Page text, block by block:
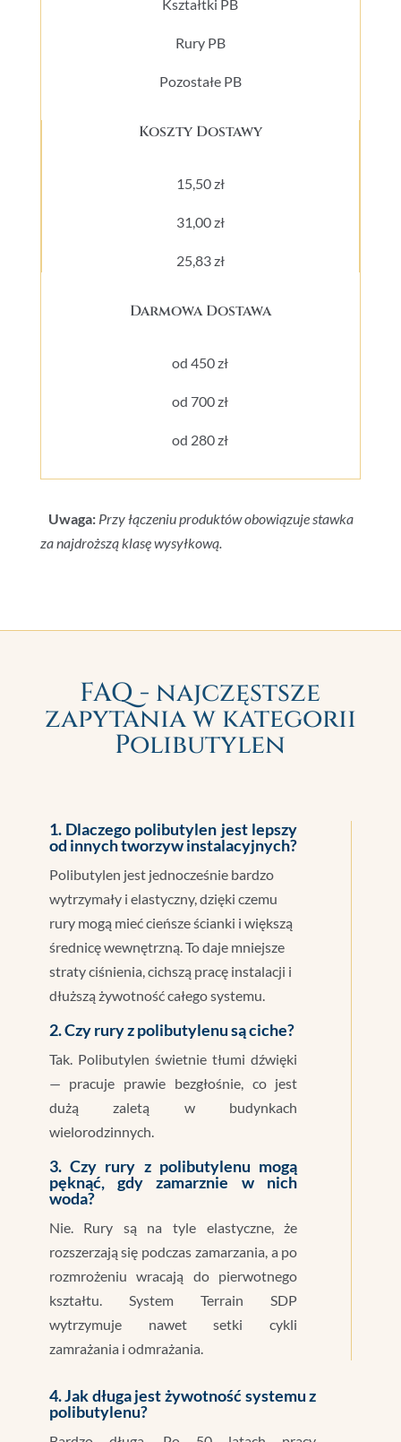
Kształtki PB
Rury PB
Pozostałe PB
Koszty Dostawy
15,50 zł
31,00 zł
25,83 zł
Darmowa Dostawa
od 450 zł
od 700 zł
od 280 zł
Uwaga: Przy łączeniu produktów obowiązuje stawka
za najdroższą klasę wysyłkową.
FAQ - najczęstsze
zapytania w kategorii
Polibutylen
1. Dlaczego polibutylen jest lepszy
od innych tworzyw instalacyjnych?
Polibutylen jest jednocześnie bardzo
wytrzymały i elastyczny, dzięki czemu
rury mogą mieć cieńsze ścianki i większą
średnicę wewnętrzną. To daje mniejsze
straty ciśnienia, cichszą pracę instalacji i
dłuższą żywotność całego systemu.
2. Czy rury z polibutylenu są ciche?
Tak. Polibutylen świetnie tłumi dźwięki
— pracuje prawie bezgłośnie, co jest
dużą zaletą w budynkach
wielorodzinnych.
3. Czy rury z polibutylenu mogą
pęknąć, gdy zamarznie w nich
woda?
Nie. Rury są na tyle elastyczne, że
rozszerzają się podczas zamarzania, a po
rozmrożeniu wracają do pierwotnego
kształtu. System Terrain SDP
wytrzymuje nawet setki cykli
zamrażania i odmrażania.
4. Jak długa jest żywotność systemu z
polibutylenu?